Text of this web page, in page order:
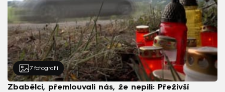
7 fotografií
Zbabělci, přemlouvali nás, že nepili: Přeživší